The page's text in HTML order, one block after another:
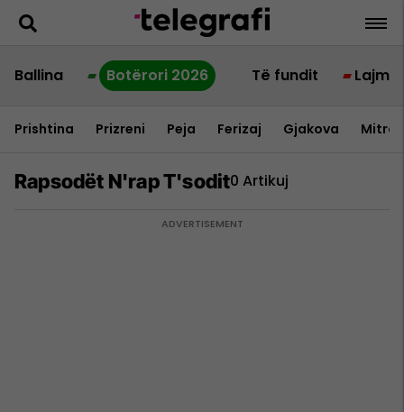
Ballina Botërori 2026 Të fundit Lajme
Prishtina Prizreni Peja Ferizaj Gjakova
Rapsodët N'rap T'sodit0 Artikuj